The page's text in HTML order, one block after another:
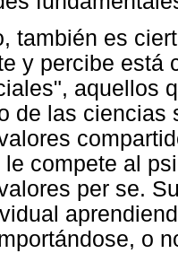
también es
y percibe está
aquellos
de las ciencias
le compete al
per se.
o